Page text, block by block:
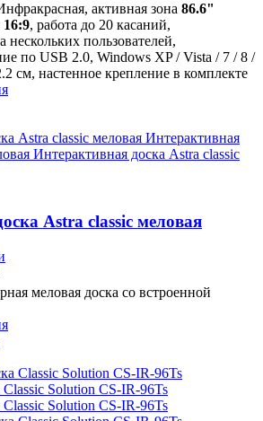
активная зона 86.6"
, работа до 20 касаний,
нескольких пользователей,
по USB 2.0, Windows XP / Vista / 7 / 8 /
см, настенное крепление в комплекте
Astra classic меловая
меловая доска со встроенной